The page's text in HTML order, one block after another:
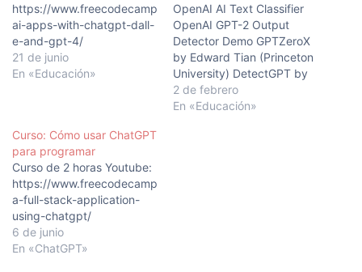
https://www.freecodecamp.org/news/build-
ai-apps-with-chatgpt-dall-
e-and-gpt-4/
21 de junio
En «Educación»
OpenAI AI Text Classifier
OpenAI GPT-2 Output
Detector Demo GPTZeroX
by Edward Tian (Princeton
University) DetectGPT by
Stanford University
2 de febrero
En «Educación»
Curso: Cómo usar ChatGPT
para programar
Curso de 2 horas Youtube:
https://www.freecodecamp.org/news/build-
a-full-stack-application-
using-chatgpt/
6 de junio
En «ChatGPT»